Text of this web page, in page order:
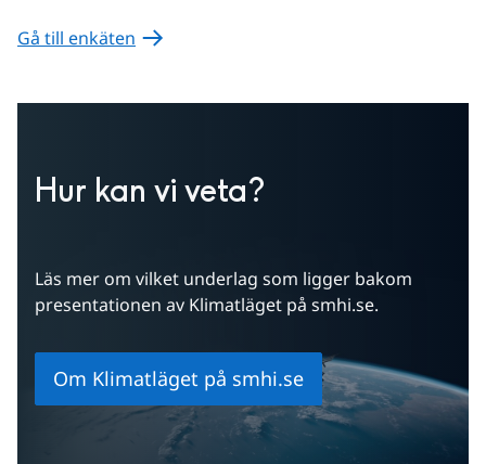
Gå till enkäten
Hur kan vi veta?
Läs mer om vilket underlag som ligger bakom
presentationen av Klimatläget på smhi.se.
Om Klimatläget på smhi.se